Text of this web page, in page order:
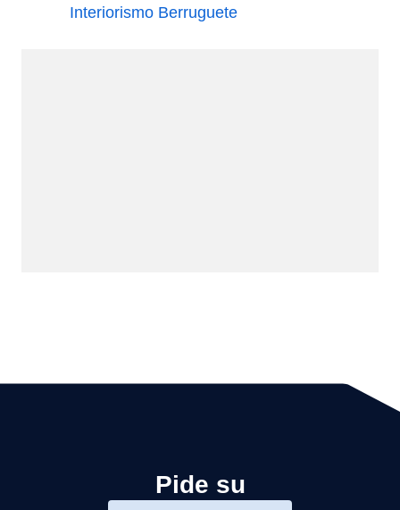
Interiorismo Berruguete
Pide su